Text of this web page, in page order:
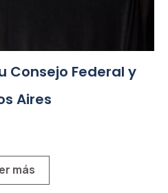
Consejo Federal y
Aires
más